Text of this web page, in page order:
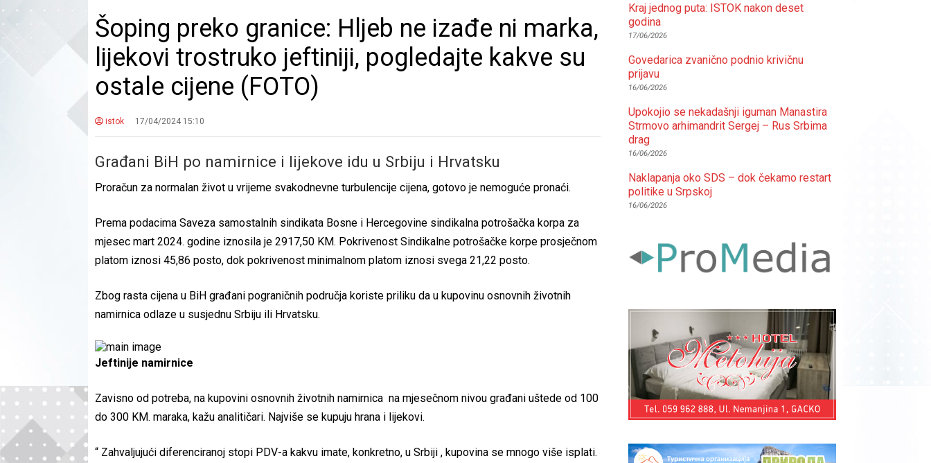
Šoping preko granice: Hljeb ne izađe ni marka,
lijekovi trostruko jeftiniji, pogledajte kakve su
ostale cijene (FOTO)
istok 17/04/2024 15:10
Građani BiH po namirnice i lijekove idu u Srbiju i Hrvatsku
Proračun za normalan život u vrijeme svakodnevne turbulencije cijena, gotovo je nemoguće pronaći.
Prema podacima Saveza samostalnih sindikata Bosne i Hercegovine sindikalna potrošačka korpa za
mjesec mart 2024. godine iznosila je 2917,50 KM. Pokrivenost Sindikalne potrošačke korpe prosječnom
platom iznosi 45,86 posto, dok pokrivenost minimalnom platom iznosi svega 21,22 posto.
Zbog rasta cijena u BiH građani pograničnih područja koriste priliku da u kupovinu osnovnih životnih
namirnica odlaze u susjednu Srbiju ili Hrvatsku.
Jeftinije namirnice
Zavisno od potreba, na kupovini osnovnih životnih namirnica na mjesečnom nivou građani uštede od 100
do 300 KM. maraka, kažu analitičari. Najviše se kupuju hrana i lijekovi.
“ Zahvaljujući diferenciranoj stopi PDV-a kakvu imate, konkretno, u Srbiji , kupovina se mnogo više isplati.
Kraj jednog puta: ISTOK nakon deset
godina
17/06/2026
Govedarica zvanično podnio krivičnu
prijavu
16/06/2026
Upokojio se nekadašnji iguman Manastira
Strmovo arhimandrit Sergej – Rus Srbima
drag
16/06/2026
Naklapanja oko SDS – dok čekamo restart
politike u Srpskoj
16/06/2026